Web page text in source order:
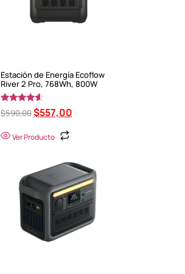
Estación de Energía Ecoflow
River 2 Pro, 768Wh, 800W
Valorado
en
de 5
$590,00$557,00
Ver Producto